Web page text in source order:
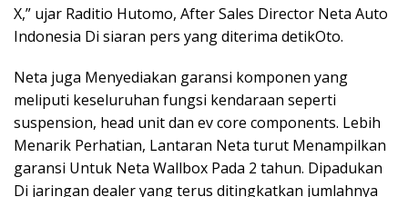
X,” ujar Raditio Hutomo, After Sales Director Neta Auto
Indonesia Di siaran pers yang diterima detikOto.
Neta juga Menyediakan garansi komponen yang
meliputi keseluruhan fungsi kendaraan seperti
suspension, head unit dan ev core components. Lebih
Menarik Perhatian, Lantaran Neta turut Menampilkan
garansi Untuk Neta Wallbox Pada 2 tahun. Dipadukan
Di jaringan dealer yang terus ditingkatkan jumlahnya